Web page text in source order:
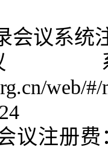
会议系统
web/
议注册